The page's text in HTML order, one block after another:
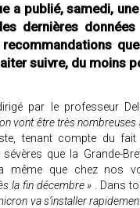
a publié, samedi,
dernières
suivre, du moins
par le professeur
vont être très
tenant compte du
que la Grande-
même que chez nos
la fin décembre » . Dans
va s’installer